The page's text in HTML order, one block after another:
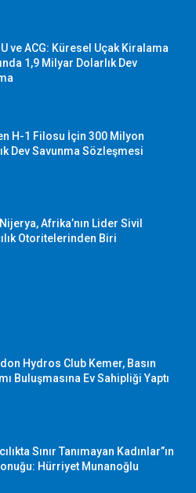
ve ACG: Küresel Uçak Kiralama
1,9 Milyar Dolarlık Dev
H-1 Filosu İçin 300 Milyon
Dev Savunma Sözleşmesi
Nijerya, Afrika’nın Lider Sivil
Otoritelerinden Biri
Hydros Club Kemer, Basın
Buluşmasına Ev Sahipliği Yaptı
Sınır Tanımayan Kadınlar”ın
Hürriyet Munanoğlu